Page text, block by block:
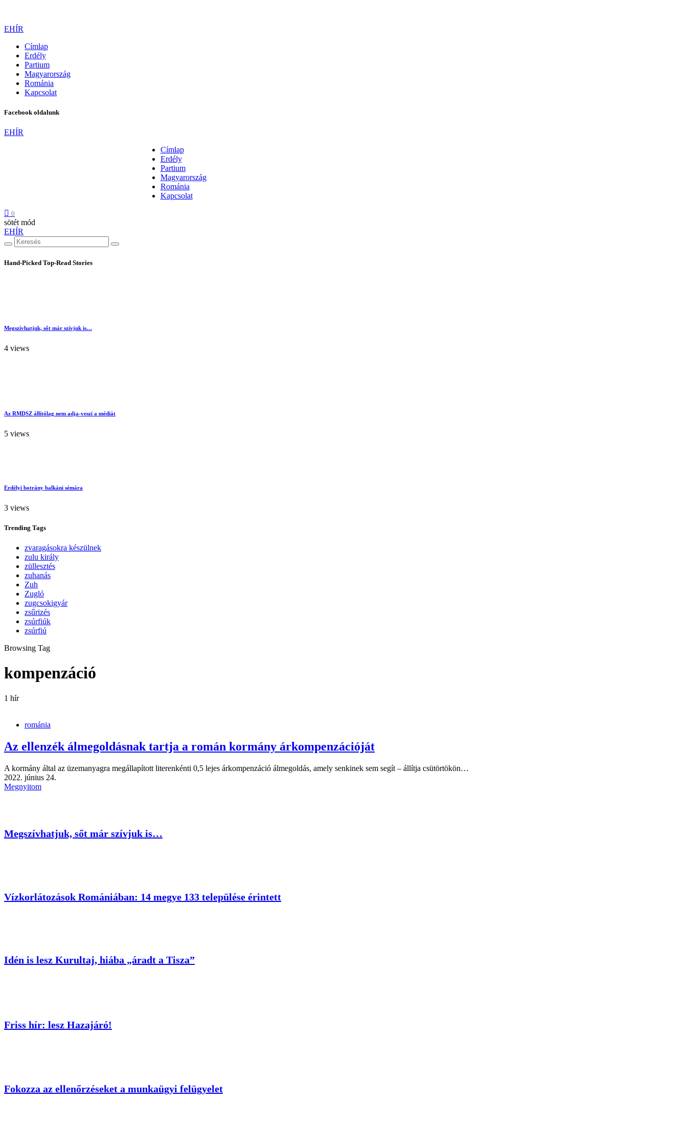
EHÍR
Címlap
Erdély
Partium
Magyarország
Románia
Kapcsolat
Facebook oldalunk
EHÍR
Címlap
Erdély
Partium
Magyarország
Románia
Kapcsolat
0
sötét mód
EHÍR
Hand-Picked Top-Read Stories
Megszívhatjuk, sőt már szívjuk is…
4 views
Az RMDSZ állítólag nem adja-veszi a médiát
5 views
Erdélyi botrány balkáni sémára
3 views
Trending Tags
zvaragásokra készülnek
zulu király
züllesztés
zuhanás
Zuh
Zugló
zugcsokigyár
zsűrizés
zsúrfiúk
zsúrfiú
Browsing Tag
kompenzáció
1 hír
románia
Az ellenzék álmegoldásnak tartja a román kormány árkompenzációját
A kormány által az üzemanyagra megállapított literenkénti 0,5 lejes árkompenzáció álmegoldás, amely senkinek sem segít – állítja csütörtökön…
2022. június 24.
Megnyitom
Megszívhatjuk, sőt már szívjuk is…
Vízkorlátozások Romániában: 14 megye 133 települése érintett
Idén is lesz Kurultaj, hiába „áradt a Tisza”
Friss hír: lesz Hazajáró!
Fokozza az ellenőrzéseket a munkaügyi felügyelet